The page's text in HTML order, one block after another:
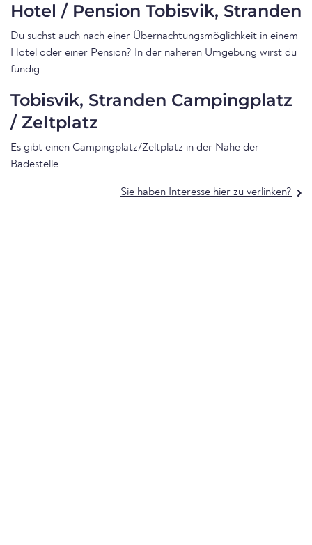
Hotel / Pension Tobisvik, Stranden
Du suchst auch nach einer Übernachtungsmöglichkeit in einem
Hotel oder einer Pension? In der näheren Umgebung wirst du
fündig.
Tobisvik, Stranden Campingplatz
/ Zeltplatz
Es gibt einen Campingplatz/Zeltplatz in der Nähe der
Badestelle.
Sie haben Interesse hier zu verlinken?